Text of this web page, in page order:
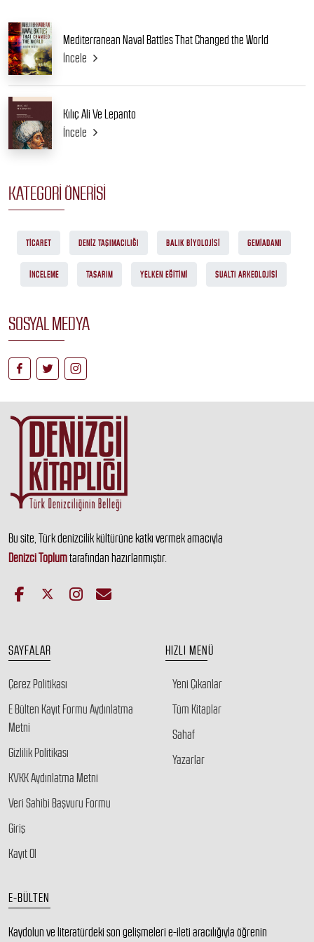
Mediterranean Naval Battles That Changed the World
İncele
Kılıç Ali Ve Lepanto
İncele
KATEGORI ÖNERISI
TICARET DENIZ TAŞIMACILIĞI BALIK BIYOLOJISI GEMIADAMI
İNCELEME TASARIM YELKEN EĞITIMI SUALTI ARKEOLOJISI
SOSYAL MEDYA
Bu site, Türk denizcilik kültürüne katkı vermek amacıyla
Denizci Toplumtarafından hazırlanmıştır.
SAYFALAR
Çerez Politikası
E Bülten Kayıt Formu Aydınlatma
Metni
Gizlilik Politikası
KVKK Aydınlatma Metni
Veri Sahibi Başvuru Formu
Giriş
Kayıt Ol
HIZLI MENÜ
Yeni Çıkanlar
Tüm Kitaplar
Sahaf
Yazarlar
E-BÜLTEN
Kaydolun ve literatürdeki son gelişmeleri e-ileti aracılığıyla öğrenin